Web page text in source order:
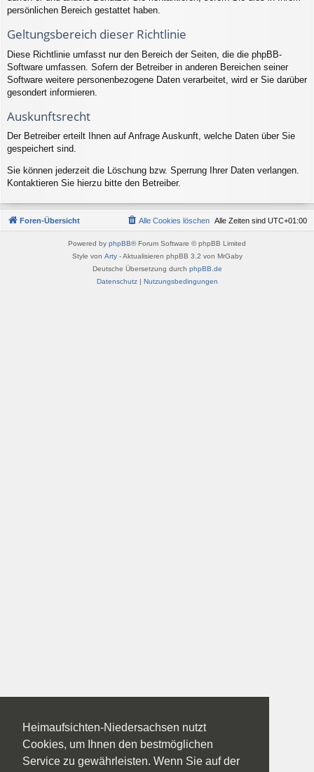
Heimaufsichten-Niedersachsen nutzt
Cookies, um Ihnen den bestmöglichen
Service zu gewährleisten. Wenn Sie auf der
persönlichen Bereich gestattet haben.
Geltungsbereich dieser Richtlinie
Diese Richtlinie umfasst nur den Bereich der Seiten, die die phpBB-
Software umfassen. Sofern der Betreiber in anderen Bereichen seiner
Software weitere personenbezogene Daten verarbeitet, wird er Sie darüber
gesondert informieren.
Auskunftsrecht
Der Betreiber erteilt Ihnen auf Anfrage Auskunft, welche Daten über Sie
gespeichert sind.
Sie können jederzeit die Löschung bzw. Sperrung Ihrer Daten verlangen.
Kontaktieren Sie hierzu bitte den Betreiber.
Foren-Übersicht Alle Zeiten sind UTC+01:00
Alle Cookies löschen
Powered by phpBB® Forum Software © phpBB Limited
Style von Arty- Aktualisieren phpBB 3.2 von MrGaby
Deutsche Übersetzung durch phpBB.de
Datenschutz| Nutzungsbedingungen